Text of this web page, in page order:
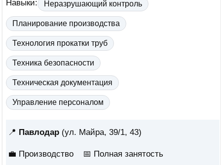
Навыки: Неразрушающий контроль
Планирование производства
Технология прокатки труб
Техника безопасности
Техническая документация
Управление персоналом
📍 Павлодар (ул. Майра, 39/1, 43)
💼 Производство 📅 Полная занятость